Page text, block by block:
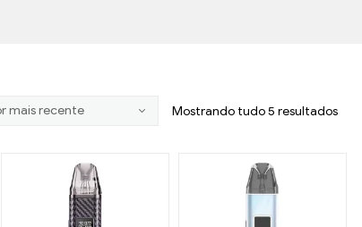
Mostrando tudo 5 resultados